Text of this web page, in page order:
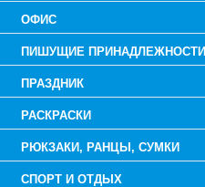
ОФИС
ПИШУЩИЕ ПРИНАДЛЕЖНОСТИ
ПРАЗДНИК
РАСКРАСКИ
РЮКЗАКИ, РАНЦЫ, СУМКИ
СПОРТ И ОТДЫХ